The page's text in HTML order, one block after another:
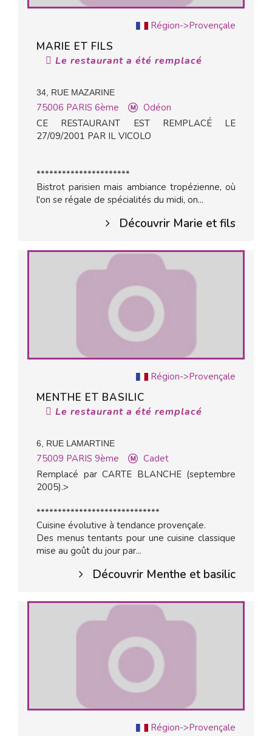
Région->Provençale
MARIE ET FILS
Le restaurant a été remplacé
34, RUE MAZARINE
75006 PARIS 6ème
Odéon
CE RESTAURANT EST REMPLACÉ LE
27/09/2001 PAR IL VICOLO
**********************
Bistrot parisien mais ambiance tropézienne, où
l'on se régale de spécialités du midi, on...
Découvrir Marie et fils
Région->Provençale
MENTHE ET BASILIC
Le restaurant a été remplacé
6, RUE LAMARTINE
75009 PARIS 9ème
Cadet
Remplacé par CARTE BLANCHE (septembre
2005).>
*****************************
Cuisine évolutive à tendance provençale.
Des menus tentants pour une cuisine classique
mise au goût du jour par...
Découvrir Menthe et basilic
Région->Provençale